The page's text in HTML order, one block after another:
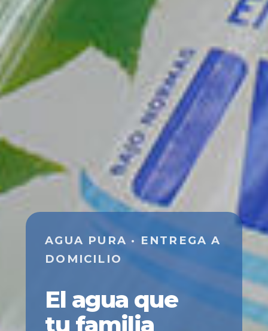
AGUA PURA · ENTREGA A
DOMICILIO
El agua que
tu familia